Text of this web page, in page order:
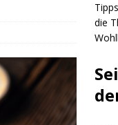
die